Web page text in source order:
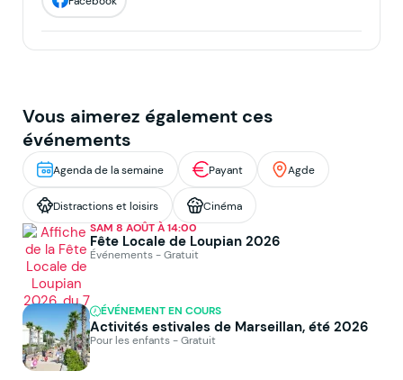
Vous aimerez également ces
événements
Agenda de la semaine Payant Agde
Distractions et loisirs Cinéma
SAM 8 AOÛT À 14:00
Fête Locale de Loupian 2026
Événements - Gratuit
ÉVÉNEMENT EN COURS
Activités estivales de Marseillan, été 2026
Pour les enfants - Gratuit